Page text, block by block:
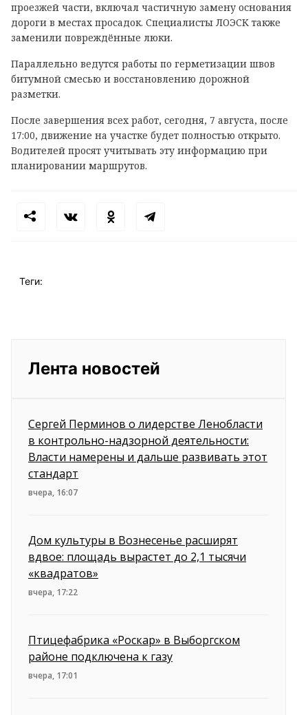
проезжей части, включал частичную замену основания
дороги в местах просадок. Специалисты ЛОЭСК также
заменили повреждённые люки.
Параллельно ведутся работы по герметизации швов
битумной смесью и восстановлению дорожной
разметки.
После завершения всех работ, сегодня, 7 августа, после
17:00, движение на участке будет полностью открыто.
Водителей просят учитывать эту информацию при
планировании маршрутов.
Теги:
Лента новостей
Сергей Перминов о лидерстве Ленобласти
в контрольно-надзорной деятельности:
Власти намерены и дальше развивать этот
стандарт
вчера, 16:07
Дом культуры в Вознесенье расширят
вдвое: площадь вырастет до 2,1 тысячи
«квадратов»
вчера, 17:22
Птицефабрика «Роскар» в Выборгском
районе подключена к газу
вчера, 17:01